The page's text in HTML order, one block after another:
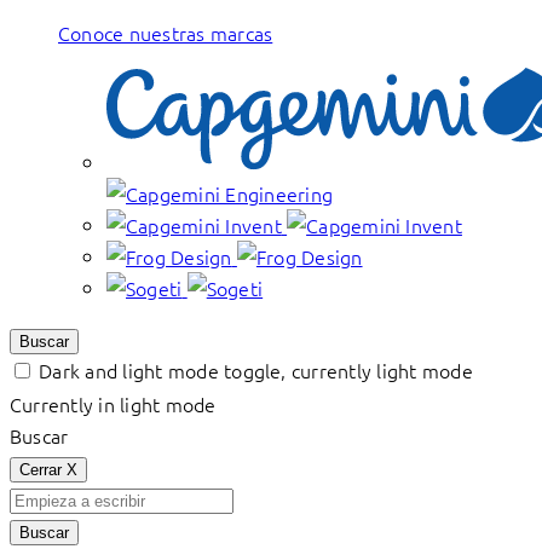
Conoce nuestras marcas
Buscar
Dark and light mode toggle, currently light mode
Currently in light mode
Buscar
Cerrar X
Buscar